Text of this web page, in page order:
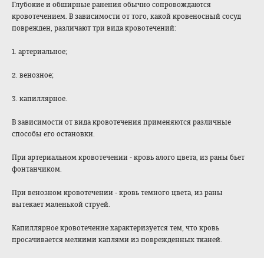
Глубокие и обширные ранения обычно сопровождаются
кровотечением. В зависимости от того, какой кровеносный сосуд
поврежден, различают три вида кровотечений:
1. артериальное;
2. венозное;
3. капиллярное.
В зависимости от вида кровотечения применяются различные
способы его остановки.
При артериальном кровотечении - кровь алого цвета, из раны бьет
фонтанчиком.
При венозном кровотечении - кровь темного цвета, из раны
вытекает маленькой струей.
Капиллярное кровотечение характеризуется тем, что кровь
просачивается мелкими каплями из поврежденных тканей.